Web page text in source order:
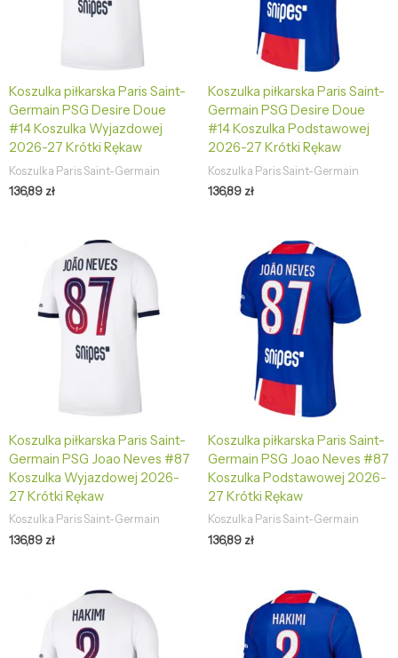
Koszulka piłkarska Paris Saint-
Germain PSG Desire Doue
#14 Koszulka Wyjazdowej
2026-27 Krótki Rękaw
Koszulka Paris Saint-Germain
136,89 zł
Koszulka piłkarska Paris Saint-
Germain PSG Desire Doue
#14 Koszulka Podstawowej
2026-27 Krótki Rękaw
Koszulka Paris Saint-Germain
136,89 zł
Koszulka piłkarska Paris Saint-
Germain PSG Joao Neves #87
Koszulka Wyjazdowej 2026-
27 Krótki Rękaw
Koszulka Paris Saint-Germain
136,89 zł
Koszulka piłkarska Paris Saint-
Germain PSG Joao Neves #87
Koszulka Podstawowej 2026-
27 Krótki Rękaw
Koszulka Paris Saint-Germain
136,89 zł